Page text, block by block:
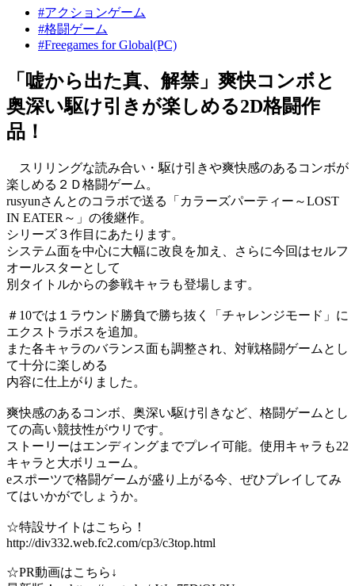
#アクションゲーム
#格闘ゲーム
#Freegames for Global(PC)
「嘘から出た真、解禁」爽快コンボと
奥深い駆け引きが楽しめる2D格闘作
品！
スリリングな読み合い・駆け引きや爽快感のあるコンボが
楽しめる２Ｄ格闘ゲーム。
rusyunさんとのコラボで送る「カラーズパーティー～LOST
IN EATER～」の後継作。
シリーズ３作目にあたります。
システム面を中心に大幅に改良を加え、さらに今回はセルフ
オールスターとして
別タイトルからの参戦キャラも登場します。
＃10では１ラウンド勝負で勝ち抜く「チャレンジモード」に
エクストラボスを追加。
また各キャラのバランス面も調整され、対戦格闘ゲームとし
て十分に楽しめる
内容に仕上がりました。
爽快感のあるコンボ、奥深い駆け引きなど、格闘ゲームとし
ての高い競技性がウリです。
ストーリーはエンディングまでプレイ可能。使用キャラも22
キャラと大ボリューム。
eスポーツで格闘ゲームが盛り上がる今、ぜひプレイしてみ
てはいかがでしょうか。
☆特設サイトはこちら！
http://div332.web.fc2.com/cp3/c3top.html
☆PR動画はこちら↓